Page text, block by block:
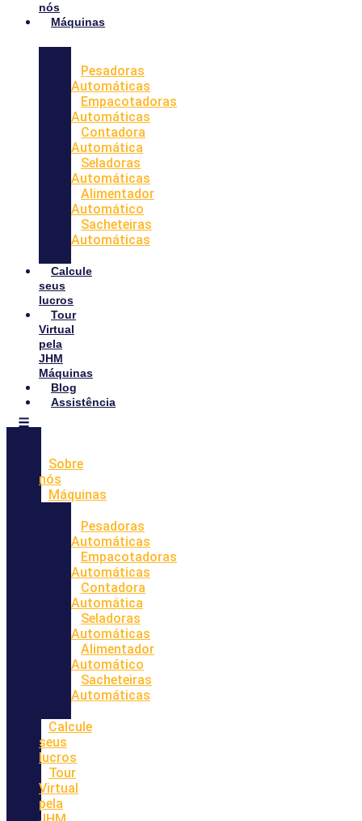
nós
Máquinas
Pesadoras
Automáticas
Empacotadoras
Automáticas
Contadora
Automática
Seladoras
Automáticas
Alimentador
Automático
Sacheteiras
Automáticas
Calcule
seus
lucros
Tour
Virtual
pela
JHM
Máquinas
Blog
Assistência
Sobre
nós
Máquinas
Pesadoras
Automáticas
Empacotadoras
Automáticas
Contadora
Automática
Seladoras
Automáticas
Alimentador
Automático
Sacheteiras
Automáticas
Calcule
seus
lucros
Tour
Virtual
pela